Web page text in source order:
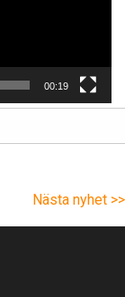
00:19
Nästa nyhet >>